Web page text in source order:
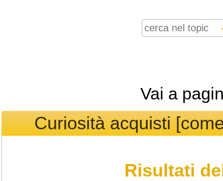
Vai a
Curiosità acquisti
Risultati